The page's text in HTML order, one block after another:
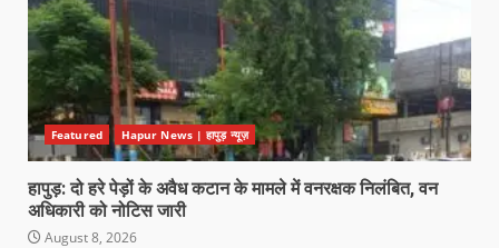
Featured Hapur News | हापुड़ न्यूज़
हापुड़: दो हरे पेड़ों के अवैध कटान के मामले में वनरक्षक निलंबित, वन
अधिकारी को नोटिस जारी
August 8, 2026